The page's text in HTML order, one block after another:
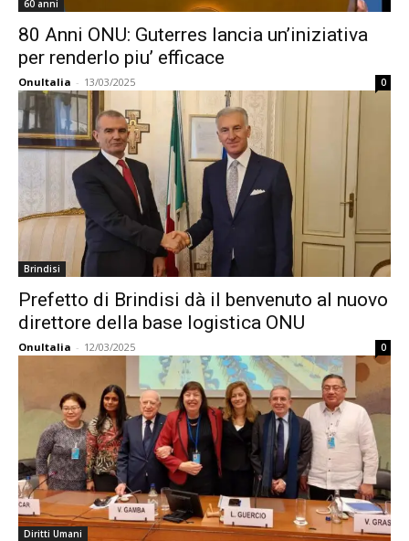
60 anni
80 Anni ONU: Guterres lancia un’iniziativa
per renderlo piu’ efficace
OnuItalia - 13/03/2025 0
Brindisi
Prefetto di Brindisi dà il benvenuto al nuovo
direttore della base logistica ONU
OnuItalia - 12/03/2025 0
Diritti Umani